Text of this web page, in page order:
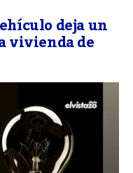
deja un
vivienda de